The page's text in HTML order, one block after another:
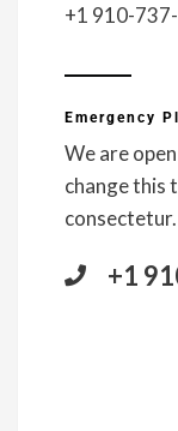
+1 910-
Emergency
We are
change this
consectetur.
+1